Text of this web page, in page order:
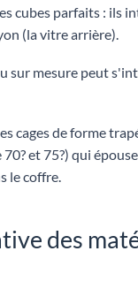
cubes parfaits : ils
(la vitre arrière).
sur mesure peut
cages de forme
et 75?) qui
le coffre.
des